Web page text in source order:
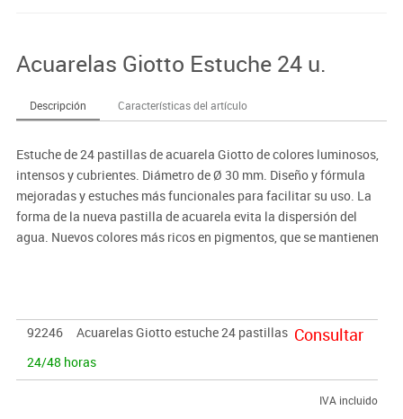
Acuarelas Giotto Estuche 24 u.
Descripción Características del artículo
Estuche de 24 pastillas de acuarela Giotto de colores luminosos,
intensos y cubrientes. Diámetro de Ø 30 mm. Diseño y fórmula
mejoradas y estuches más funcionales para facilitar su uso. La
forma de la nueva pastilla de acuarela evita la dispersión del
agua. Nuevos colores más ricos en pigmentos, que se mantienen
92246
Acuarelas Giotto estuche 24 pastillas
24/48 horas
Consultar
IVA incluido